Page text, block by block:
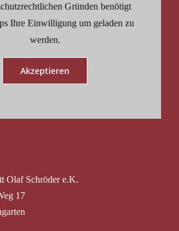
Gründen benötigt
Ihre Einwilligung um geladen zu
werden.
Akzeptieren
Olaf Schröder e.K.
17